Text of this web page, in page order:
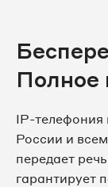
Полное
IP-телефония
России и
передает
гарантирует